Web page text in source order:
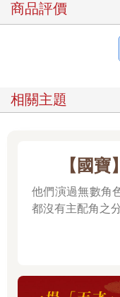
商品評價
相關主題
【國
他們演過無數角
都沒有主配角之分